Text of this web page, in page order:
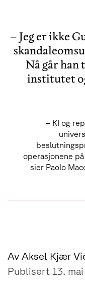
– Jeg er ikke
Nå går han
institutet
– KI og
operasjonene
sier Paolo
Av Aksel Kjær
Publisert 13.